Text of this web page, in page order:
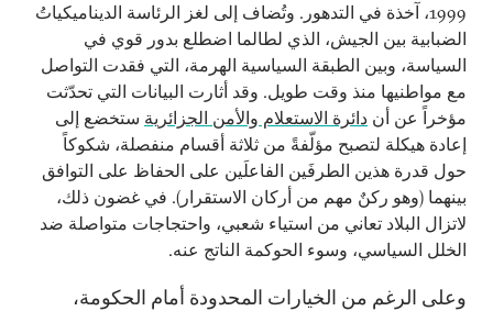
1999، آخذة في التدهور. وتُضاف إلى لغز الرئاسة الديناميكياتُ
الضبابية بين الجيش، الذي لطالما اضطلع بدور قوي في
السياسة، وبين الطبقة السياسية الهرمة، التي فقدت التواصل
مع مواطنيها منذ وقت طويل. وقد أثارت البيانات التي تحدّثت
مؤخراً عن أن دائرة الاستعلام والأمن الجزائرية ستخضع إلى
إعادة هيكلة لتصبح مؤلّفةً من ثلاثة أقسام منفصلة، شكوكاً
حول قدرة هذين الطرفَين الفاعلَين على الحفاظ على التوافق
بينهما (وهو ركنٌ مهم من أركان الاستقرار). في غضون ذلك،
لاتزال البلاد تعاني من استياء شعبي، واحتجاجات متواصلة ضد
الخلل السياسي، وسوء الحوكمة الناتج عنه.
وعلى الرغم من الخيارات المحدودة أمام الحكومة،